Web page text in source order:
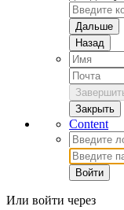
Дальше
Назад
Закрыть
Content
Войти
Или войти через